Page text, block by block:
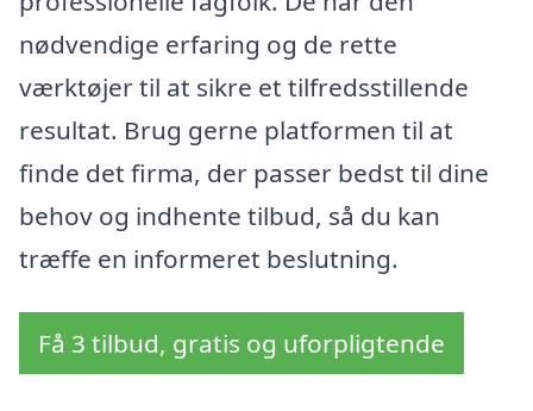
nødvendige erfaring og de rette
værktøjer til at sikre et tilfredsstillende
resultat. Brug gerne platformen til at
finde det firma, der passer bedst til dine
behov og indhente tilbud, så du kan
træffe en informeret beslutning.
Få 3 tilbud, gratis og uforpligtende